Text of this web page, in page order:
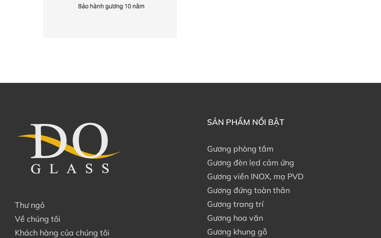
Thư ngỏ
Về chúng tôi
Khách hàng của chúng tôi
SẢN PHẨM NỔI BẬT
Gương phòng tắm
Gương đèn led cảm ứng
Gương viền INOX, mạ PVD
Gương đứng toàn thân
Gương trang trí
Gương hoa văn
Gương khung gỗ